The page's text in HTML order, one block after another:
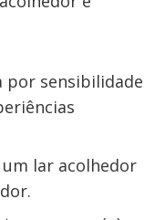
por sensibilidade
lar acolhedor